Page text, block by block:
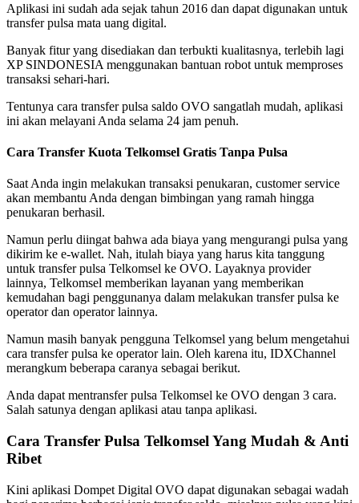
Aplikasi ini sudah ada sejak tahun 2016 dan dapat digunakan untuk
transfer pulsa mata uang digital.
Banyak fitur yang disediakan dan terbukti kualitasnya, terlebih lagi
XP SINDONESIA menggunakan bantuan robot untuk memproses
transaksi sehari-hari.
Tentunya cara transfer pulsa saldo OVO sangatlah mudah, aplikasi
ini akan melayani Anda selama 24 jam penuh.
Cara Transfer Kuota Telkomsel Gratis Tanpa Pulsa
Saat Anda ingin melakukan transaksi penukaran, customer service
akan membantu Anda dengan bimbingan yang ramah hingga
penukaran berhasil.
Namun perlu diingat bahwa ada biaya yang mengurangi pulsa yang
dikirim ke e-wallet. Nah, itulah biaya yang harus kita tanggung
untuk transfer pulsa Telkomsel ke OVO. Layaknya provider
lainnya, Telkomsel memberikan layanan yang memberikan
kemudahan bagi penggunanya dalam melakukan transfer pulsa ke
operator dan operator lainnya.
Namun masih banyak pengguna Telkomsel yang belum mengetahui
cara transfer pulsa ke operator lain. Oleh karena itu, IDXChannel
merangkum beberapa caranya sebagai berikut.
Anda dapat mentransfer pulsa Telkomsel ke OVO dengan 3 cara.
Salah satunya dengan aplikasi atau tanpa aplikasi.
Cara Transfer Pulsa Telkomsel Yang Mudah & Anti
Ribet
Kini aplikasi Dompet Digital OVO dapat digunakan sebagai wadah